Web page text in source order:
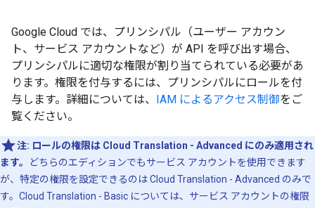
Google Cloud では、プリンシパル（ユーザー アカウン
ト、サービス アカウントなど）が API を呼び出す場合、
プリンシパルに適切な権限が割り当てられている必要があ
ります。権限を付与するには、プリンシパルにロールを付
与します。詳細については、 IAM によるアクセス制御をご
覧ください。
注: ロールの権限は Cloud Translation - Advanced にのみ適用され
ます。
どちらのエディションでもサービス アカウントを使用できます
が、特定の権限を設定できるのは Cloud Translation - Advanced のみで
す。Cloud Translation - Basic については、サービス アカウントの権限